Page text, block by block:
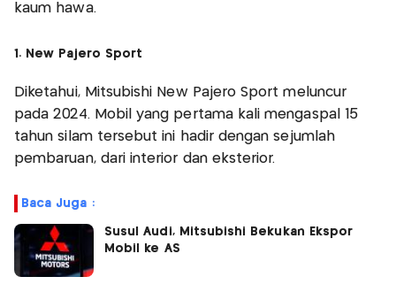
kaum hawa.
1. New Pajero Sport
Diketahui, Mitsubishi New Pajero Sport meluncur
pada 2024. Mobil yang pertama kali mengaspal 15
tahun silam tersebut ini hadir dengan sejumlah
pembaruan, dari interior dan eksterior.
Baca Juga :
Susul Audi, Mitsubishi Bekukan Ekspor
Mobil ke AS